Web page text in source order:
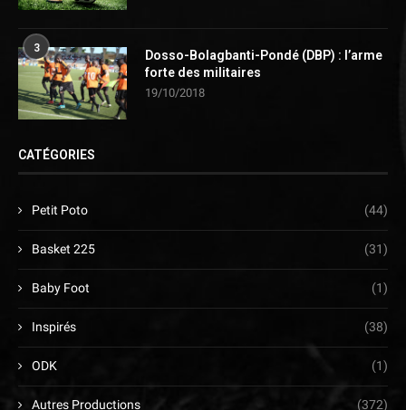
3
Dosso-Bolagbanti-Pondé (DBP) : l’arme
forte des militaires
19/10/2018
CATÉGORIES
Petit Poto (44)
Basket 225 (31)
Baby Foot (1)
Inspirés (38)
ODK (1)
Autres Productions (372)